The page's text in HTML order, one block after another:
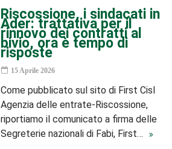
Riscossione, i sindacati in
Ader: trattativa per il
rinnovo dei contratti al
bivio, ora è tempo di
risposte
15 Aprile 2026
Come pubblicato sul sito di First Cisl
Agenzia delle entrate-Riscossione,
riportiamo il comunicato a firma delle
Segreterie nazionali di Fabi, First…